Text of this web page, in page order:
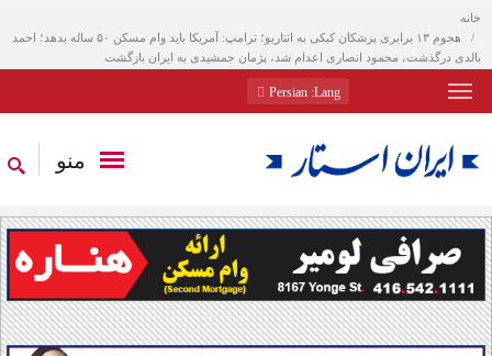
خانه
هجوم ۱۳ برابری پزشکان کبکی به انتاریو؛ ترامپ: آمریکا باید وام مسکن ۵۰ ساله بدهد؛ احمد
بالدی درگذشت، محمود انصاری اعدام شد، پژمان جمشیدی به ایران بازگشت
Lang
: Persian
منو